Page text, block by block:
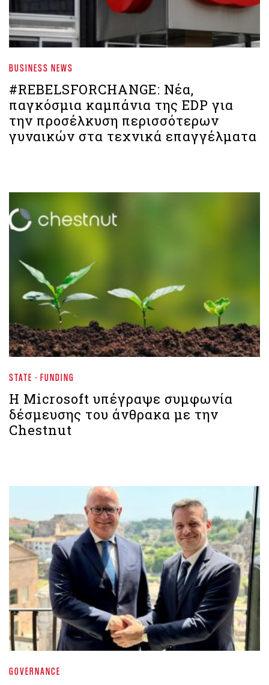
BUSINESS NEWS
#REBELSFORCHANGE: Νέα,
παγκόσμια καμπάνια της EDP για
την προσέλκυση περισσότερων
γυναικών στα τεχνικά επαγγέλματα
STATE - FUNDING
Η Microsoft υπέγραψε συμφωνία
δέσμευσης του άνθρακα με την
Chestnut
GOVERNANCE